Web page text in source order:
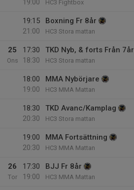
19:00
HC3 Fightbox
19:15
21:00
Boxning Fr 8år
HC3 Stora mattan
25
Ons
17:30
18:30
TKD Nyb, & forts Från 7år
HC3 Stora mattan
18:00
19:00
MMA Nybörjare
HC3 MMA Mattan
18:30
20:30
TKD Avanc/Kamplag
HC3 Stora mattan
19:00
20:30
MMA Fortsättning
HC3 MMA Mattan
26
Tor
17:30
19:00
BJJ Fr 8år
HC3 MMA Mattan